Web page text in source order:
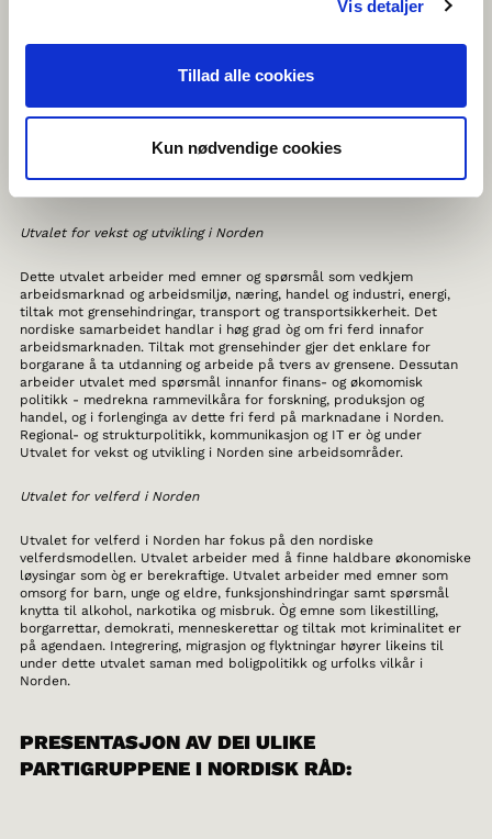
Vis detaljer
Tillad alle cookies
Kun nødvendige cookies
naturvern, naturressurser - medrekna utnytting av naturressurser
del av arbeidet - medrekna konsekvensane av klimaendringane, som
særleg vedkjem dei nordlegaste områda av Norden. Eksempelvis
Grønland med den smeltande innlandsisen, men som òg har globale
konsekvenser i form av eksempelvis klimaflyktningar. Forbrukarrettar,
fiskeriforvaltning, landbrukspolitikk, matvarer, atomsikkerheit,
berekraftig Norden kjem inn på. Arbeidet handlar om nordiske og
Utvalet for vekst og utvikling i Norden
Dette utvalet arbeider med emner og spørsmål som vedkjem
arbeidsmarknad og arbeidsmiljø, næring, handel og industri, energi,
tiltak mot grensehindringar, transport og transportsikkerheit. Det
nordiske samarbeidet handlar i høg grad òg om fri ferd innafor
arbeidsmarknaden. Tiltak mot grensehinder gjer det enklare for
borgarane å ta utdanning og arbeide på tvers av grensene. Dessutan
arbeider utvalet med spørsmål innanfor finans- og økomomisk
politikk - medrekna rammevilkåra for forskning, produksjon og
handel, og i forlenginga av dette fri ferd på marknadane i Norden.
Regional- og strukturpolitikk, kommunikasjon og IT er òg under
Utvalet for vekst og utvikling i Norden sine arbeidsområder.
Utvalet for velferd i Norden
Utvalet for velferd i Norden har fokus på den nordiske
velferdsmodellen. Utvalet arbeider med å finne haldbare økonomiske
løysingar som òg er berekraftige. Utvalet arbeider med emner som
omsorg for barn, unge og eldre, funksjonshindringar samt spørsmål
knytta til alkohol, narkotika og misbruk. Òg emne som likestilling,
borgarrettar, demokrati, menneskerettar og tiltak mot kriminalitet er
på agendaen. Integrering, migrasjon og flyktningar høyrer likeins til
under dette utvalet saman med boligpolitikk og urfolks vilkår i
Norden.
PRESENTASJON AV DEI ULIKE
PARTIGRUPPENE I NORDISK RÅD: